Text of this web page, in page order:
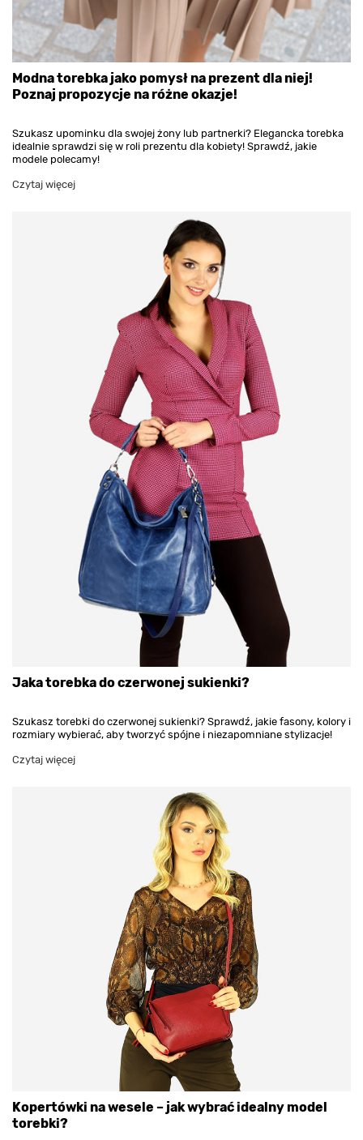
Modna torebka jako pomysł na prezent dla niej!
Poznaj propozycje na różne okazje!
Szukasz upominku dla swojej żony lub partnerki? Elegancka torebka
idealnie sprawdzi się w roli prezentu dla kobiety! Sprawdź, jakie
modele polecamy!
Czytaj więcej
Jaka torebka do czerwonej sukienki?
Szukasz torebki do czerwonej sukienki? Sprawdź, jakie fasony, kolory i
rozmiary wybierać, aby tworzyć spójne i niezapomniane stylizacje!
Czytaj więcej
Kopertówki na wesele – jak wybrać idealny model
torebki?